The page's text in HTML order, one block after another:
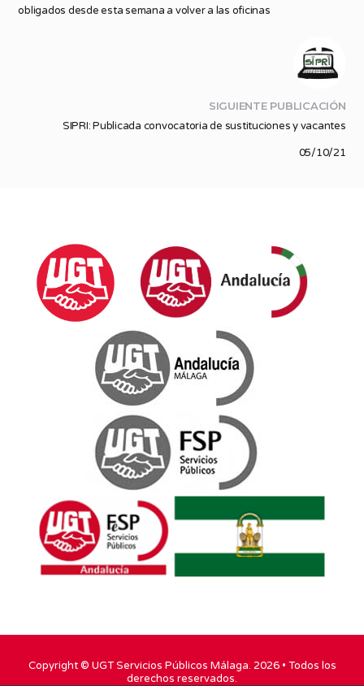
obligados desde esta semana a volver a las oficinas
SIGUIENTE PUBLICACIÓN
SIPRI: Publicada convocatoria de sustituciones y vacantes
05/10/21
Copyright © UGT Servicios Públicos Málaga. 2026 • Todos los
derechos reservados.